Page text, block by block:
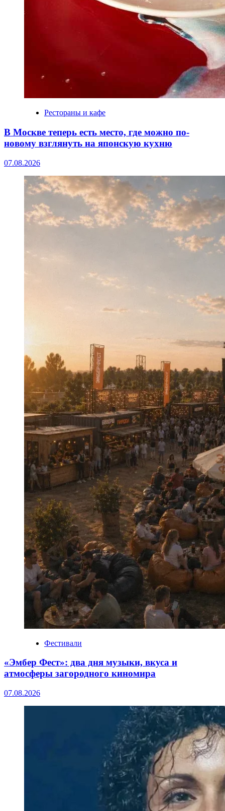
Рестораны и кафе
В Москве теперь есть место, где можно по-
новому взглянуть на японскую кухню
07.08.2026
Фестивали
«Эмбер Фест»: два дня музыки, вкуса и
атмосферы загородного киномира
07.08.2026